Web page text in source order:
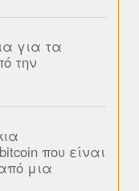
για τα
την
που είναι
μια